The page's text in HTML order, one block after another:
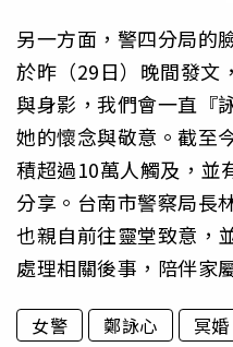
另一方面，警四分局的
於昨（29日）晚間發文
與身影，我們會一直『
她的懷念與敬意。截至
積超過10萬人觸及，並
分享。台南市警察局長
也親自前往靈堂致意，
處理相關後事，陪伴家
女警 鄭詠心 冥婚